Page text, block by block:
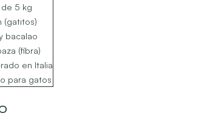
5 kg
(gatitos)
bacalao
(fibra)
en Italia
para gatos